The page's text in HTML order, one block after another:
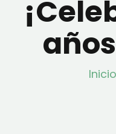
Inicio